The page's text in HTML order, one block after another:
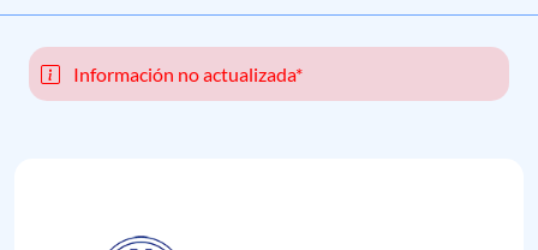
Información no actualizada*